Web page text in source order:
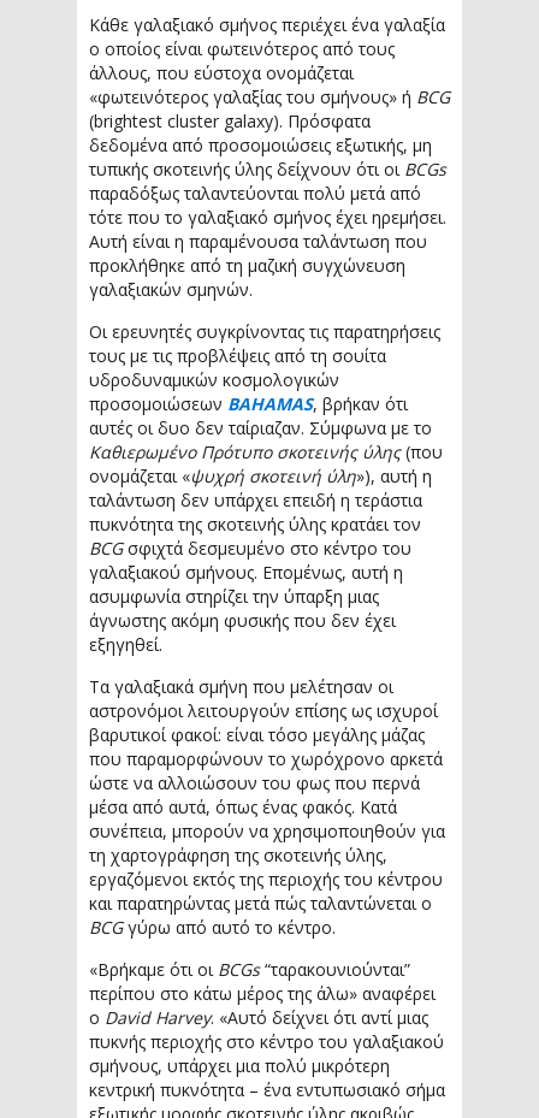
Κάθε γαλαξιακό σμήνος περιέχει ένα γαλαξία
ο οποίος είναι φωτεινότερος από τους
άλλους, που εύστοχα ονομάζεται
«φωτεινότερος γαλαξίας του σμήνους» ή BCG
(brightest cluster galaxy). Πρόσφατα
δεδομένα από προσομοιώσεις εξωτικής, μη
τυπικής σκοτεινής ύλης δείχνουν ότι οι BCGs
παραδόξως ταλαντεύονται πολύ μετά από
τότε που το γαλαξιακό σμήνος έχει ηρεμήσει.
Αυτή είναι η παραμένουσα ταλάντωση που
προκλήθηκε από τη μαζική συγχώνευση
γαλαξιακών σμηνών.
Οι ερευνητές συγκρίνοντας τις παρατηρήσεις
τους με τις προβλέψεις από τη σουίτα
υδροδυναμικών κοσμολογικών
προσομοιώσεων BAHAMAS, βρήκαν ότι
αυτές οι δυο δεν ταίριαζαν. Σύμφωνα με το
Καθιερωμένο Πρότυπο σκοτεινής ύλης(που
ονομάζεται «ψυχρή σκοτεινή ύλη»), αυτή η
ταλάντωση δεν υπάρχει επειδή η τεράστια
πυκνότητα της σκοτεινής ύλης κρατάει τον
BCGσφιχτά δεσμευμένο στο κέντρο του
γαλαξιακού σμήνους. Επομένως, αυτή η
ασυμφωνία στηρίζει την ύπαρξη μιας
άγνωστης ακόμη φυσικής που δεν έχει
εξηγηθεί.
Τα γαλαξιακά σμήνη που μελέτησαν οι
αστρονόμοι λειτουργούν επίσης ως ισχυροί
βαρυτικοί φακοί: είναι τόσο μεγάλης μάζας
που παραμορφώνουν το χωρόχρονο αρκετά
ώστε να αλλοιώσουν του φως που περνά
μέσα από αυτά, όπως ένας φακός. Κατά
συνέπεια, μπορούν να χρησιμοποιηθούν για
τη χαρτογράφηση της σκοτεινής ύλης,
εργαζόμενοι εκτός της περιοχής του κέντρου
και παρατηρώντας μετά πώς ταλαντώνεται ο
BCGγύρω από αυτό το κέντρο.
«Βρήκαμε ότι οι BCGs“ταρακουνιούνται”
περίπου στο κάτω μέρος της άλω» αναφέρει
ο David Harvey. «Αυτό δείχνει ότι αντί μιας
πυκνής περιοχής στο κέντρο του γαλαξιακού
σμήνους, υπάρχει μια πολύ μικρότερη
κεντρική πυκνότητα – ένα εντυπωσιακό σήμα